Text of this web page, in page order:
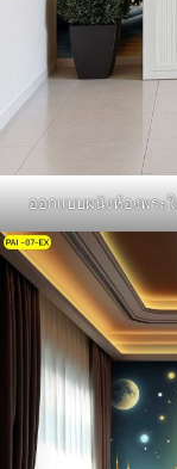
ออกแบบผนังห้องพระ